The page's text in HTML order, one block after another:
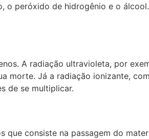
peróxido de hidrogênio e o
A radiação ultravioleta, por
morte. Já a radiação ionizante,
de se multiplicar.
consiste na passagem do